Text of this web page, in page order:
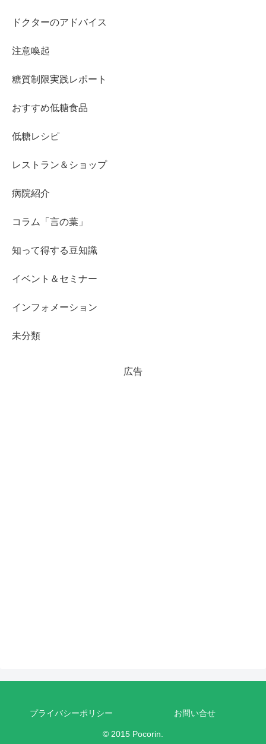
ドクターのアドバイス
注意喚起
糖質制限実践レポート
おすすめ低糖食品
低糖レシピ
レストラン＆ショップ
病院紹介
コラム「言の葉」
知って得する豆知識
イベント＆セミナー
インフォメーション
未分類
広告
プライバシーポリシー お問い合せ
© 2015 Pocorin.